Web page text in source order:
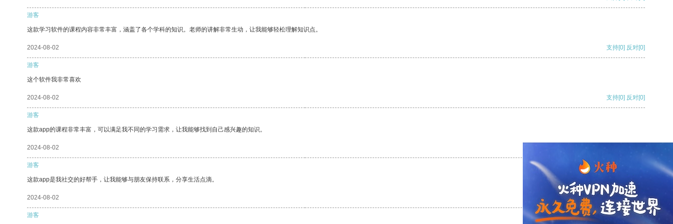
游客
这款学习软件的课程内容非常丰富，涵盖了各个学科的知识。老师的讲解非常生动，让我能够轻松理解知识点。
2024-08-02 支持[0] 反对[0]
游客
这个软件我非常喜欢
2024-08-02 支持[0] 反对[0]
游客
这款app的课程非常丰富，可以满足我不同的学习需求，让我能够找到自己感兴趣的知识。
2024-08-02
游客
这款app是我社交的好帮手，让我能够与朋友保持联系，分享生活点滴。
2024-08-02 支持 [0] 反对 [0]
游客